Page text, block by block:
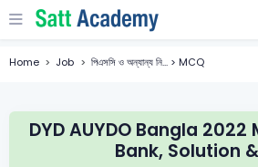
Home Job পিএসসি ও অন্যান্য নি... > MCQ
DYD AUYDO Bangla 2022
Bank, Solution &